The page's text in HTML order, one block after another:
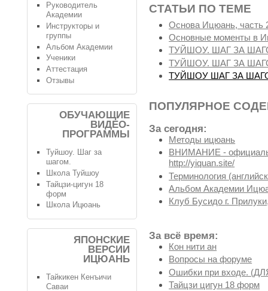
СТАТЬИ ПО ТЕМЕ
Основа Ицюань, часть
Основные моменты в
ТУЙШОУ. ШАГ ЗА
ТУЙШОУ. ШАГ ЗА
ТУЙШОУ ШАГ ЗА
ПОПУЛЯРНОЕ
За сегодня:
Методы ицюань
ВНИМАНИЕ -
http://yiquan.site/
Терминология
Альбом Академии
Клуб Бусидо г.
За всё время:
Кон нити ан
Вопросы на форуме
Ошибки при входе.
Тайцзи цигун 18 форм
Руководитель
Академии
Инструкторы и
группы
Альбом Академии
Ученики
Аттестация
Отзывы
ОБУЧАЮЩИЕ
ВИДЕО-
ПРОГРАММЫ
Туйшоу. Шаг за
шагом.
Школа Туйшоу
Тайцзи-цигун 18
форм
Школа Ицюань
ЯПОНСКИЕ
ВЕРСИИ
ИЦЮАНЬ
Тайкикен Кенъичи
Саваи